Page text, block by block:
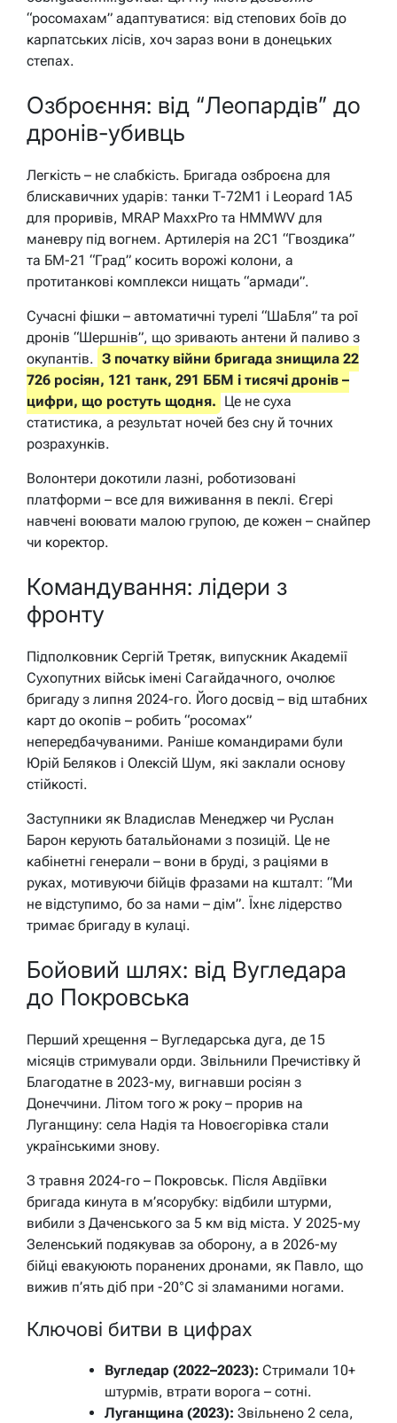
“росомахам” адаптуватися: від степових боїв до
карпатських лісів, хоч зараз вони в донецьких
степах.
Озброєння: від “Леопардів” до
дронів-убивць
Легкість – не слабкість. Бригада озброєна для
блискавичних ударів: танки Т-72М1 і Leopard 1A5
для проривів, MRAP MaxxPro та HMMWV для
маневру під вогнем. Артилерія на 2С1 “Гвоздика”
та БМ-21 “Град” косить ворожі колони, а
протитанкові комплекси нищать “армади”.
Сучасні фішки – автоматичні турелі “ШаБля” та рої
дронів “Шершнів”, що зривають антени й паливо з
окупантів. З початку війни бригада знищила 22
726 росіян, 121 танк, 291 ББМ і тисячі дронів –
цифри, що ростуть щодня. Це не суха
статистика, а результат ночей без сну й точних
розрахунків.
Волонтери докотили лазні, роботизовані
платформи – все для виживання в пеклі. Єгері
навчені воювати малою групою, де кожен – снайпер
чи коректор.
Командування: лідери з
фронту
Підполковник Сергій Третяк, випускник Академії
Сухопутних військ імені Сагайдачного, очолює
бригаду з липня 2024-го. Його досвід – від штабних
карт до окопів – робить “росомах”
непередбачуваними. Раніше командирами були
Юрій Беляков і Олексій Шум, які заклали основу
стійкості.
Заступники як Владислав Менеджер чи Руслан
Барон керують батальйонами з позицій. Це не
кабінетні генерали – вони в бруді, з раціями в
руках, мотивуючи бійців фразами на кшталт: “Ми
не відступимо, бо за нами – дім”. Їхнє лідерство
тримає бригаду в кулаці.
Бойовий шлях: від Вугледара
до Покровська
Перший хрещення – Вугледарська дуга, де 15
місяців стримували орди. Звільнили Пречистівку й
Благодатне в 2023-му, вигнавши росіян з
Донеччини. Літом того ж року – прорив на
Луганщину: села Надія та Новоєгорівка стали
українськими знову.
З травня 2024-го – Покровськ. Після Авдіївки
бригада кинута в м’ясорубку: відбили штурми,
вибили з Даченського за 5 км від міста. У 2025-му
Зеленський подякував за оборону, а в 2026-му
бійці евакуюють поранених дронами, як Павло, що
вижив п’ять діб при -20°C зі зламаними ногами.
Ключові битви в цифрах
Вугледар (2022–2023): Стримали 10+
штурмів, втрати ворога – сотні.
Луганщина (2023): Звільнено 2 села,